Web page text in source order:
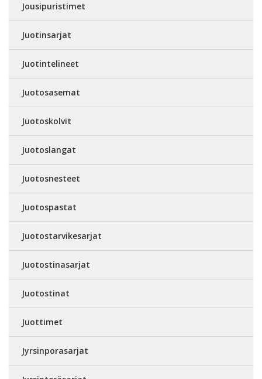
Jousipuristimet
Juotinsarjat
Juotintelineet
Juotosasemat
Juotoskolvit
Juotoslangat
Juotosnesteet
Juotospastat
Juotostarvikesarjat
Juotostinasarjat
Juotostinat
Juottimet
Jyrsinporasarjat